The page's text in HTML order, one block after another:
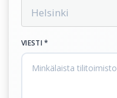
VIESTI *